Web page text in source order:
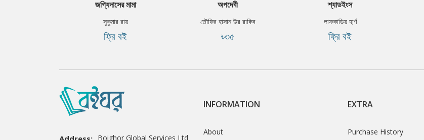
জগ্যিদাসের মামা
সুকুমার রায়
ফ্রি বই
অপদেবী
তৌফির হাসান উর রাকিব
৳৩৫
শ্যাডইংস
লাফকাডিয় হার্ণ
ফ্রি বই
Boighor Global Services Ltd
INFORMATION
About
EXTRA
Purchase History